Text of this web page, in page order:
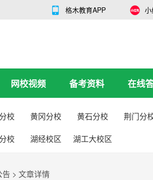
格木教育APP
网校视频 备考资料 在线
校 黄冈分校 黄石分校 荆门分
校 湖经校区 湖工大校区
告 > 文章详情